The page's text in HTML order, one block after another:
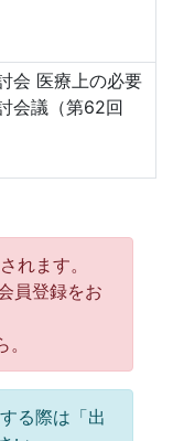
会 医療上の必要
会議（第62回
れます。
員登録をお
。
る際は「出